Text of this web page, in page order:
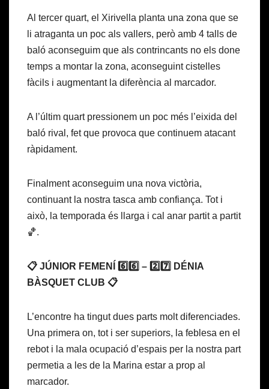
Al tercer quart, el Xirivella planta una zona que se
li atraganta un poc als vallers, però amb 4 talls de
baló aconseguim que als contrincants no els done
temps a montar la zona, aconseguint cistelles
fàcils i augmentant la diferència al marcador.
A l’últim quart pressionem un poc més l’eixida del
baló rival, fet que provoca que continuem atacant
ràpidament.
Finalment aconseguim una nova victòria,
continuant la nostra tasca amb confiança. Tot i
això, la temporada és llarga i cal anar partit a partit
🏀.
📋 JÚNIOR FEMENÍ 6️⃣6️⃣ – 2️⃣7️⃣ DÉNIA
BÀSQUET CLUB 📋
L’encontre ha tingut dues parts molt diferenciades.
Una primera on, tot i ser superiors, la feblesa en el
rebot i la mala ocupació d’espais per la nostra part
permetia a les de la Marina estar a prop al
marcador.